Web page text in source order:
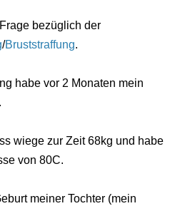
bezüglich der
/Bruststraffung.
habe vor 2 Monaten mein
wiege zur Zeit 68kg und habe
von 80C.
meiner Tochter (mein